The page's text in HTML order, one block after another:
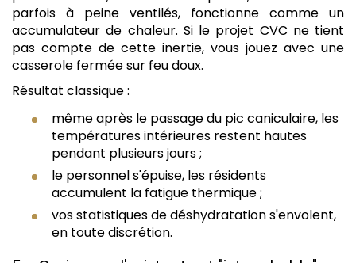
parfois à peine ventilés, fonctionne comme un
accumulateur de chaleur. Si le projet CVC ne tient
pas compte de cette inertie, vous jouez avec une
casserole fermée sur feu doux.
Résultat classique :
même après le passage du pic caniculaire, les
températures intérieures restent hautes
pendant plusieurs jours ;
le personnel s'épuise, les résidents
accumulent la fatigue thermique ;
vos statistiques de déshydratation s'envolent,
en toute discrétion.